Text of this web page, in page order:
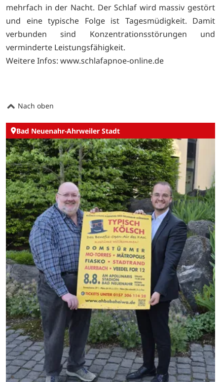
mehrfach in der Nacht. Der Schlaf wird massiv gestört
und eine typische Folge ist Tagesmüdigkeit. Damit
verbunden sind Konzentrationsstörungen und
verminderte Leistungsfähigkeit.
Weitere Infos: www.schlafapnoe-online.de
Nach oben
Bad Neuenahr-Ahrweiler Stadt